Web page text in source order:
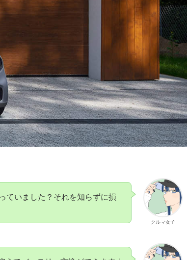
クルマ女子
ていました？それを知らずに損